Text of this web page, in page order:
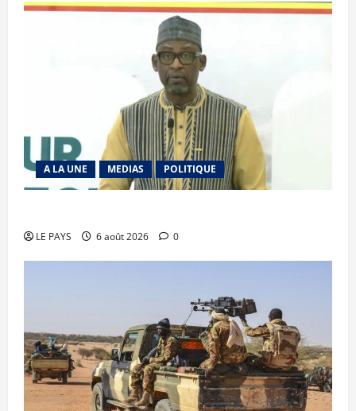
A LA UNE MEDIAS POLITIQUE
LE PAYS 6 août 2026 0